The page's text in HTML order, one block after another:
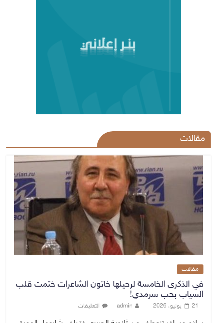
مقالات
مقالات
في الذكرى الخامسة لرحيلها خاتون الشاعرات ختمت قلب
السياب بحب سرمدي!
21 يونيو، 2026 admin التعليقات